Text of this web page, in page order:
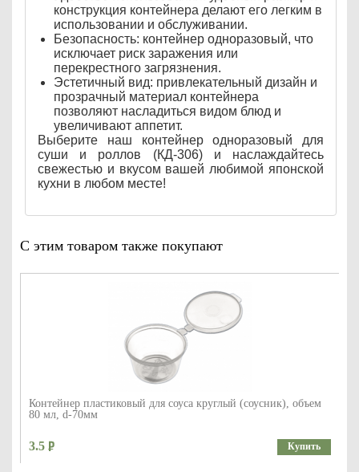
конструкция контейнера делают его легким в
использовании и обслуживании.
Безопасность: контейнер одноразовый, что
исключает риск заражения или
перекрестного загрязнения.
Эстетичный вид: привлекательный дизайн и
прозрачный материал контейнера
позволяют насладиться видом блюд и
увеличивают аппетит.
Выберите наш контейнер одноразовый для
суши и роллов (КД-306) и наслаждайтесь
свежестью и вкусом вашей любимой японской
кухни в любом месте!
С этим товаром также покупают
Контейнер пластиковый для соуса круглый (соусник), объем
80 мл, d-70мм
3.5 Купить